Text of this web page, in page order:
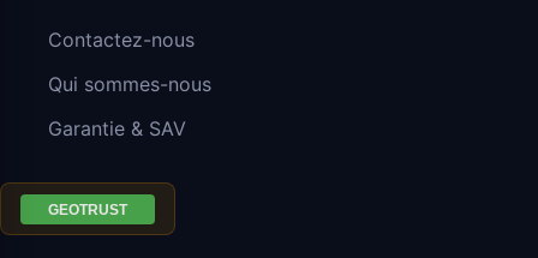
Contactez-nous
Qui sommes-nous
Garantie & SAV